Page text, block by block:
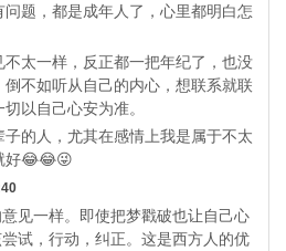
题，都是成年人了，心里都明白怎
太一样，反正都一把年纪了，也没
不如听从自己的内心，想联系就联
以自己心安为准。
的人，尤其在感情上我是属于不太
好😂😂😜
见一样。即使把梦戳破也让自己心
试，行动，纠正。这是西方人的优